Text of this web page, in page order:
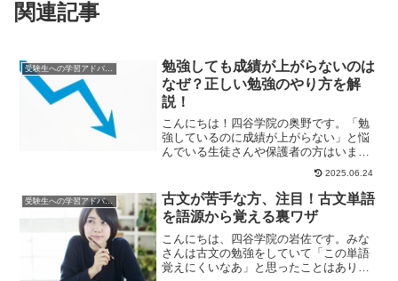
関連記事
受験生への学習アドバイス
勉強しても成績が上がらないのは
なぜ？正しい勉強のやり方を解
説！
こんにちは！四谷学院の奥野です。「勉
強しているのに成績が上がらない」と悩
んでいる生徒さんや保護者の方はいませ
んか？実は、どれほど勉強しても成績が
2025.06.24
受験生への学習アドバイス
古文が苦手な方、注目！古文単語
を語源から覚える裏ワザ
こんにちは、四谷学院の岩佐です。みな
さんは古文の勉強をしていて「この単語
覚えにくいなあ」と思ったことはありま